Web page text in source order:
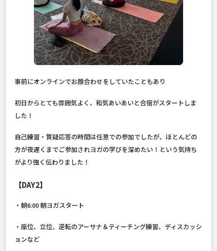
事前にオンラインでお顔合わせをしていたこともあり
初日からとても雰囲気よく、和気あいあいと合宿がスタートしま
した！
自己練習・質疑応答の時間は任意での参加でしたが、ほとんどの
方が夜遅くまでご参加されヨガの学びを深めたい！という気持ち
がより強く伝わりました！
【DAY2】
・朝6:00 朝ヨガスタート
・座位、立位、逆転のアーサナ＆ティーチング練習、ディスカッシ
ョンなど